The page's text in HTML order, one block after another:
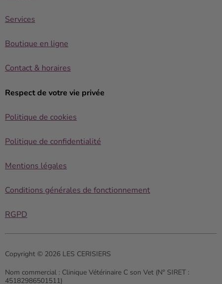
Services
Boutique en ligne
Contact & horaires
Respect de votre vie privée
Politique de cookies
Politique de confidentialité
Mentions légales
Conditions générales de fonctionnement
RGPD
Copyright © 2026 LES CERISIERS
Nom commercial : Clinique Vétérinaire C son Vet (N° SIRET :
45182986501511)